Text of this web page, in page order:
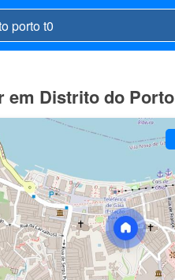
em Distrito do Porto